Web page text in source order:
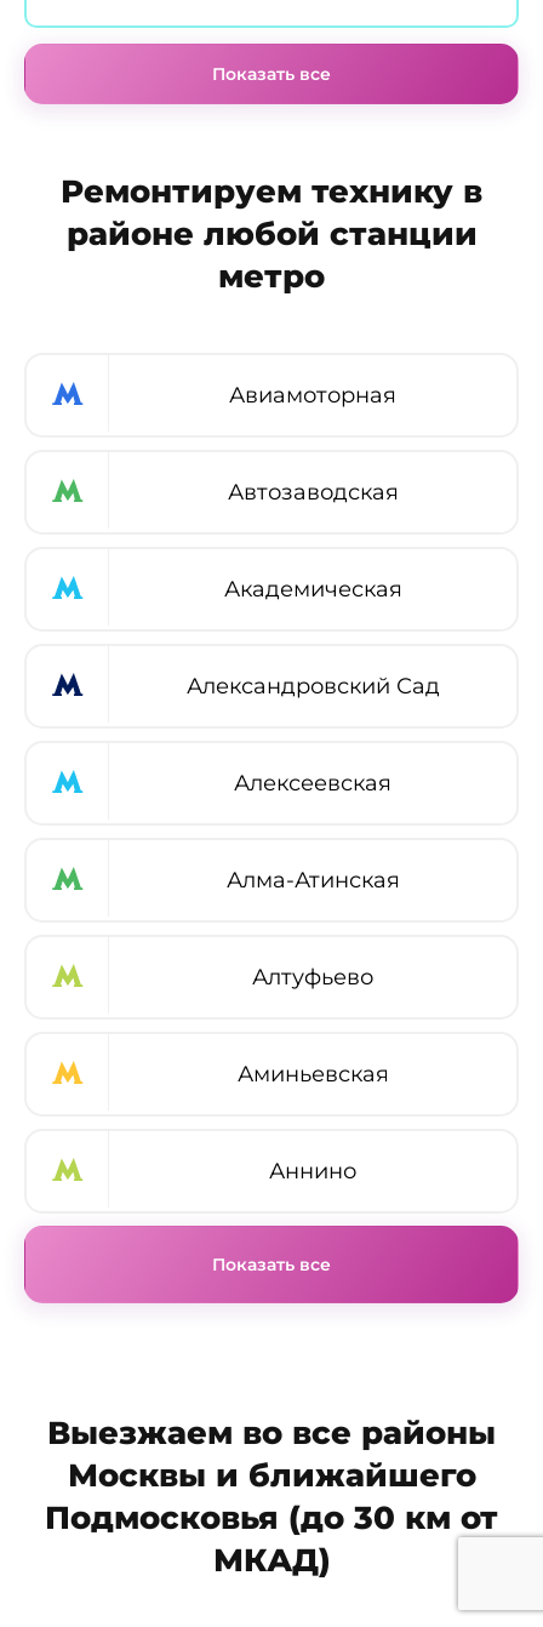
Показать все
Ремонтируем технику в
районе любой станции
метро
Авиамоторная
Автозаводская
Академическая
Александровский Сад
Алексеевская
Алма-Атинская
Алтуфьево
Аминьевская
Аннино
Показать все
Выезжаем во все районы
Москвы и ближайшего
Подмосковья (до 30 км от
МКАД)